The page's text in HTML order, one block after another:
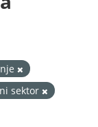
sektor